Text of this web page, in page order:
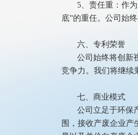
5、责任重：作
底”的重任。公司始
六、专利荣誉
公司始终将创新
竞争力。我们将继续
七、商业模式
公司立足于环保
围，接收产废企业产